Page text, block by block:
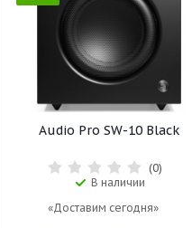
Audio Pro SW-10 Black
(0)
В наличии
«Доставим сегодня»